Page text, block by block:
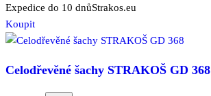
Expedice do 10 dnůStrakos.eu
Koupit
Celodřevěné šachy STRAKOŠ GD 368